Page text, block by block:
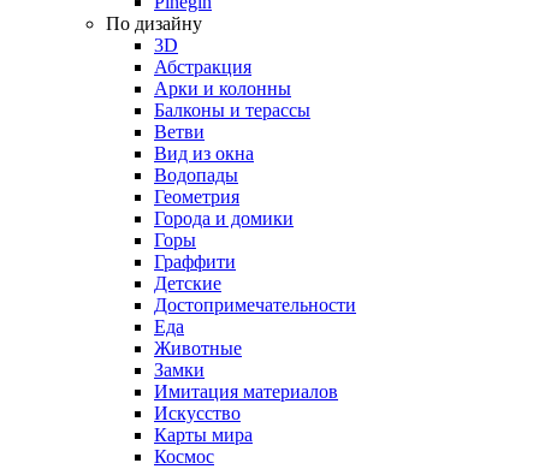
По дизайну
3D
Абстракция
Арки и колонны
Балконы и терассы
Ветви
Вид из окна
Водопады
Геометрия
Города и домики
Горы
Граффити
Детские
Достопримечательности
Еда
Животные
Замки
Имитация материалов
Искусство
Карты мира
Космос